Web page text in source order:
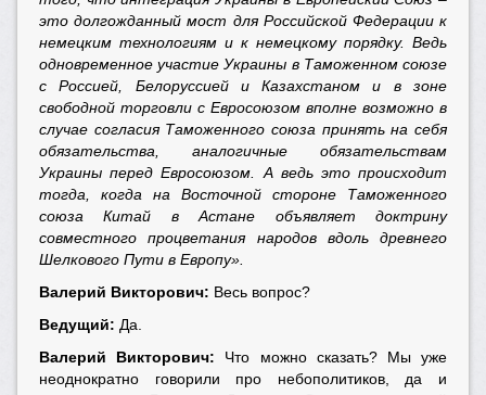
это долгожданный мост для Российской Федерации к
немецким технологиям и к немецкому порядку. Ведь
одновременное участие Украины в Таможенном союзе
с Россией, Белоруссией и Казахстаном и в зоне
свободной торговли с Евросоюзом вполне возможно в
случае согласия Таможенного союза принять на себя
обязательства, аналогичные обязательствам
Украины перед Евросоюзом. А ведь это происходит
тогда, когда на Восточной стороне Таможенного
союза Китай в Астане объявляет доктрину
совместного процветания народов вдоль древнего
Шелкового Пути в Европу».
Валерий Викторович: Весь вопрос?
Ведущий: Да.
Валерий Викторович: Что можно сказать? Мы уже
неоднократно говорили про небополитиков, да и